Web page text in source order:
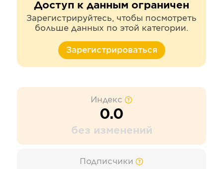
Доступ к данным ограничен
Зарегистрируйтесь, чтобы посмотреть
больше данных по этой категории.
Зарегистрироваться
Индекс
0.0
без изменений
Подписчики